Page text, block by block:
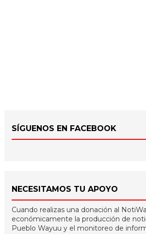
SÍGUENOS EN FACEBOOK
NECESITAMOS TU APOYO
Cuando realizas una donación al
económicamente la producción de
Pueblo Wayuu y el monitoreo de